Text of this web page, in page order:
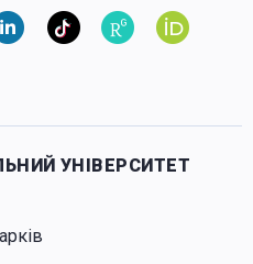
УНІВЕРСИТЕТ